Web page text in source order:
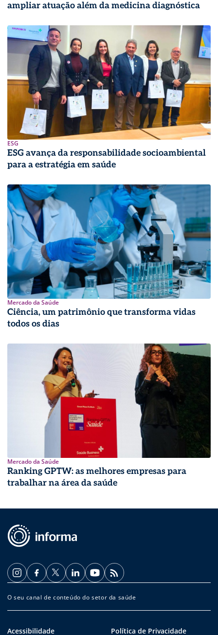
ampliar atuação além da medicina diagnóstica
ESG
ESG avança da responsabilidade socioambiental
para a estratégia em saúde
Mercado da Saúde
Ciência, um patrimônio que transforma vidas
todos os dias
Mercado da Saúde
Ranking GPTW: as melhores empresas para
trabalhar na área da saúde
O seu canal de conteúdo do setor da saúde
Acessibilidade Política de Privacidade